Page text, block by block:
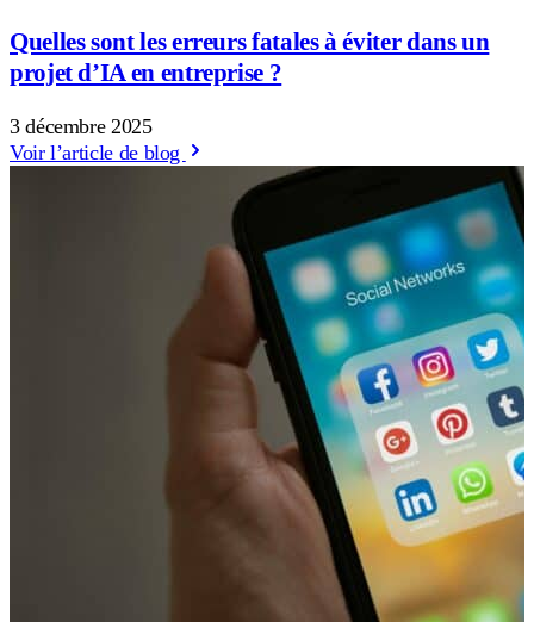
Quelles sont les erreurs fatales à éviter dans un
projet d’IA en entreprise ?
3 décembre 2025
Voir l’article de blog